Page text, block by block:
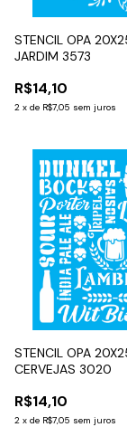
STENCIL OPA
JARDIM 3573
R$14,10
2 x de R$7,05 sem juros
STENCIL OPA
CERVEJAS 3020
R$14,10
2 x de R$7,05 sem juros